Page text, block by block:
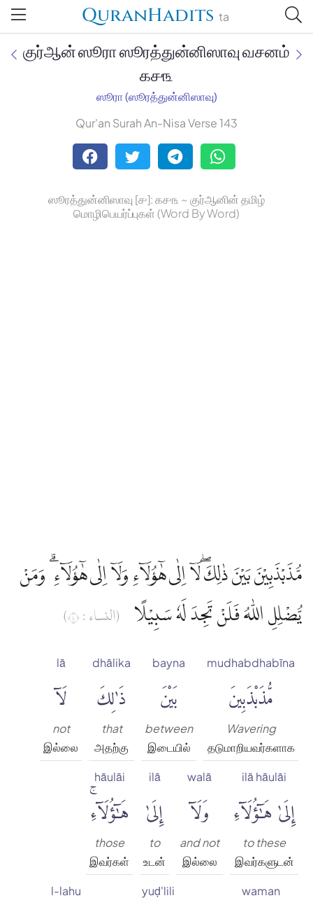
QuranHadits ta
Jan Trust Foundation
Mufti Omar Sheriff Qasimi,
குர்ஆன் ஸூரா ஸூரத்துன்னிஸாவு வசனம்
௧௪௩
ஸூரா (ஸூரத்துன்னிஸாவு)
Qur'an Surah An-Nisa Verse 143
ஸூரத்துன்னிஸாவு [௪]: ௧௪௩ ~ குர்ஆனின் தமிழ்
மொழிபெயர்ப்புகள் (Word By Word)
مُّذَبْذَبِيْنَ بَيْنَ ذٰلِكَۖ لَآ اِلٰى هٰٓؤُلَاۤءِ وَلَآ اِلٰى هٰٓؤُلَاۤءِ ۗ وَمَنْ
يُّضْلِلِ اللّٰهُ فَلَنْ تَجِدَ لَهٗ سَبِيْلًا
(النساء : ٤)
mudhabdhabīna
مُّذَبْذَبِينَ
Wavering
தடுமாறியவர்களாக
bayna
بَيْنَ
between
இடையில்
dhālika
ذَٰلِكَ
that
அதற்கு
lā
لَآ
not
இல்லை
ilā hāulāi
إِلَىٰ هَٰٓؤُلَآءِ
to these
இவர்களுடன்
walā
وَلَآ
and not
இல்லை
ilā
إِلَىٰ
to
உடன்
hāulāi
هَٰٓؤُلَآءِۚ
those
இவர்கள்
waman
yuḍ'lili
l-lahu